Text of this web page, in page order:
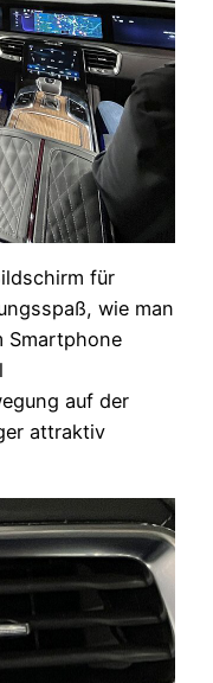
für
wie man
Smartphone
auf der
attraktiv